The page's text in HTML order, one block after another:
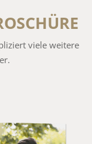
viele weitere